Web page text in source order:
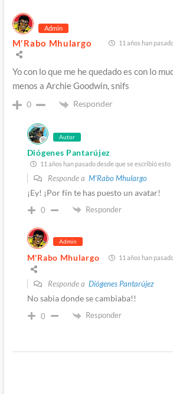
Admin
M'Rabo Mhulargo 11 años han
Yo con lo que me he quedado es con lo
menos a Archie Goodwin, snifs
0 Responder
Autor
Diógenes Pantarújez
11 años han pasado desde que se escribió esto
Responde a M'Rabo Mhulargo
¡Ey! ¡Por fín te has puesto un avatar!
0 Responder
Admin
M'Rabo Mhulargo 11 años han
Responde a Diógenes Pantarújez
No sabia donde se cambiaba!!
0 Responder